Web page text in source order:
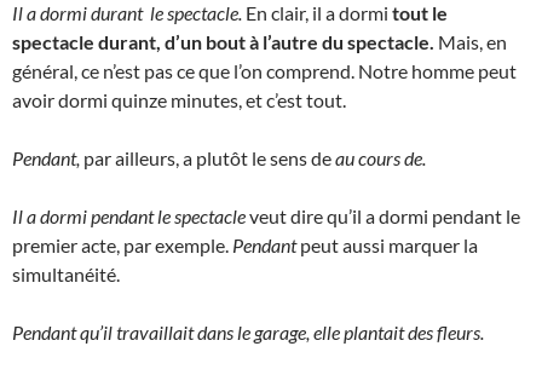
Il a dormi durant le spectacle. En clair, il a dormi tout le
spectacle durant, d’un bout à l’autre du spectacle. Mais, en
général, ce n’est pas ce que l’on comprend. Notre homme peut
avoir dormi quinze minutes, et c’est tout.
Pendant, par ailleurs, a plutôt le sens deau cours de.
Il a dormi pendant le spectacleveut dire qu’il a dormi pendant le
premier acte, par exemple. Pendantpeut aussi marquer la
simultanéité.
Pendant qu’il travaillait dans le garage, elle plantait des fleurs.